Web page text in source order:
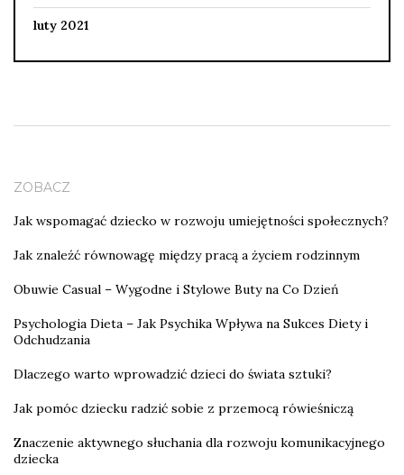
luty 2021
ZOBACZ
Jak wspomagać dziecko w rozwoju umiejętności społecznych?
Jak znaleźć równowagę między pracą a życiem rodzinnym
Obuwie Casual – Wygodne i Stylowe Buty na Co Dzień
Psychologia Dieta – Jak Psychika Wpływa na Sukces Diety i
Odchudzania
Dlaczego warto wprowadzić dzieci do świata sztuki?
Jak pomóc dziecku radzić sobie z przemocą rówieśniczą
Znaczenie aktywnego słuchania dla rozwoju komunikacyjnego
dziecka